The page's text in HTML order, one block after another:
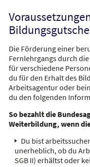
Die Förderung einer
Fernlehrgangsdurch
für verschiedene
du für den Erhalt des
Arbeitsagentur oder
du den folgenden
So bezahlt die
Weiterbildung, wenn
Du bist
unerheblich, ob du
SGB II) erhältst oder